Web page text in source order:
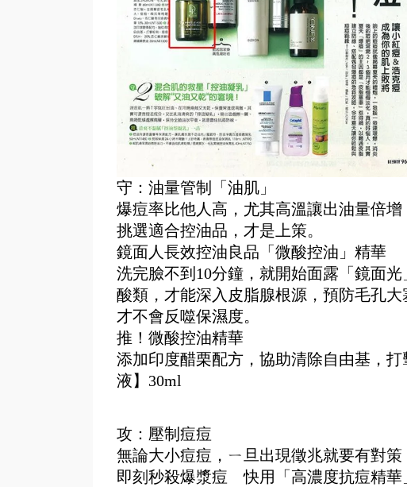
守：油量管制「油肌」
爆痘率比他人高，尤其高溫讓出油量倍
挑選適合控油品，才是上策。
鏡面人長效控油良品「微酸控油」精華
洗完臉不到10分鐘，就開始面露「鏡面
酸類，才能深入皮脂腺根源，預防毛孔
才不會反噬保濕度。
推！微酸控油精華
添加印度醋栗配方，協助清除自由基，
液】30ml
攻：壓制痘痘
無論大小痘痘，ㄧ旦出現徵兆就要有對
即刻秒殺爆漿痘　快用「高濃度抗痘精華